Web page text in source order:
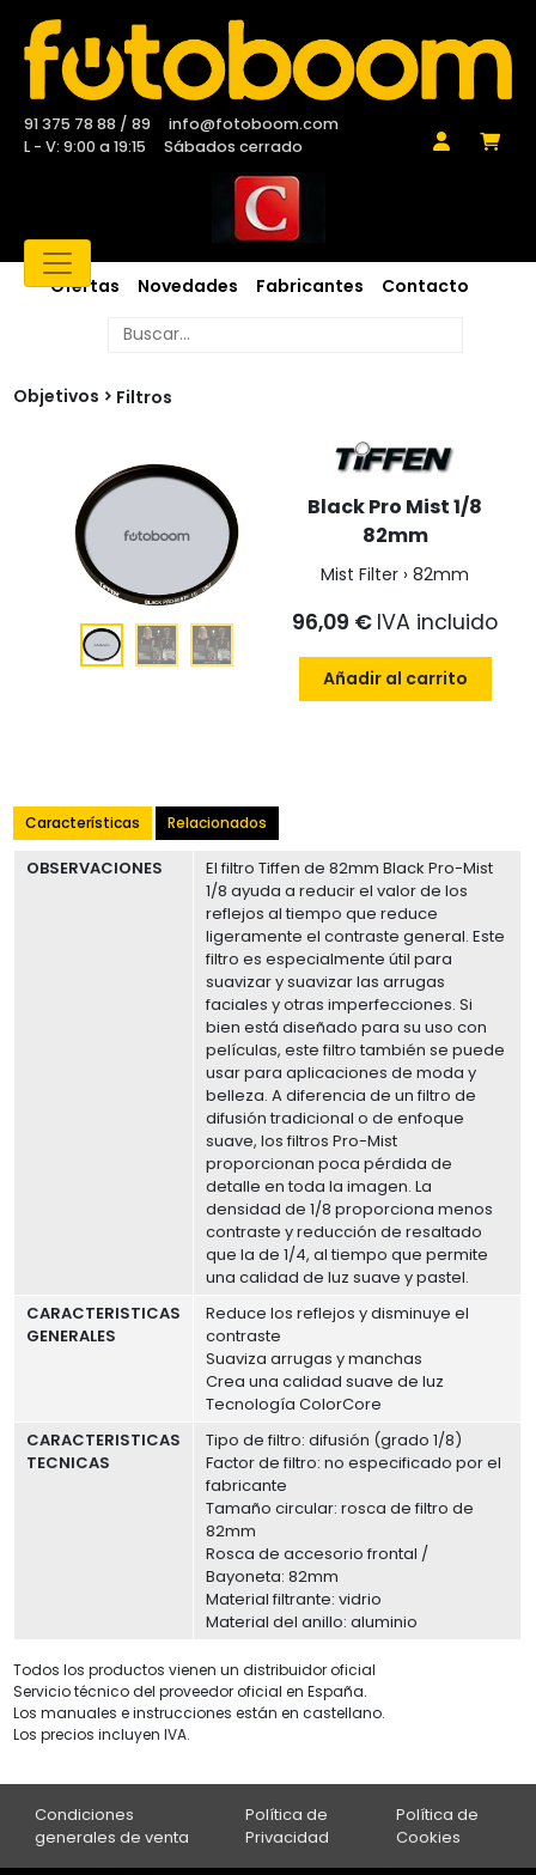
91 375 78 88 / 89
info@fotoboom.com
L - V: 9:00 a 19:15
Sábados cerrado
Ofertas Novedades Fabricantes Contacto
Objetivos Filtros
Black Pro Mist 1/8
82mm
Mist Filter › 82mm
96,09 € IVA incluido
Añadir al carrito
Características Relacionados
OBSERVACIONES
El filtro Tiffen de 82mm Black Pro-Mist
1/8 ayuda a reducir el valor de los
reflejos al tiempo que reduce
ligeramente el contraste general. Este
filtro es especialmente útil para
suavizar y suavizar las arrugas
faciales y otras imperfecciones. Si
bien está diseñado para su uso con
películas, este filtro también se puede
usar para aplicaciones de moda y
belleza. A diferencia de un filtro de
difusión tradicional o de enfoque
suave, los filtros Pro-Mist
proporcionan poca pérdida de
detalle en toda la imagen. La
densidad de 1/8 proporciona menos
contraste y reducción de resaltado
que la de 1/4, al tiempo que permite
una calidad de luz suave y pastel.
CARACTERISTICAS
GENERALES
Reduce los reflejos y disminuye el
contraste
Suaviza arrugas y manchas
Crea una calidad suave de luz
Tecnología ColorCore
CARACTERISTICAS
TECNICAS
Tipo de filtro: difusión (grado 1/8)
Factor de filtro: no especificado por el
fabricante
Tamaño circular: rosca de filtro de
82mm
Rosca de accesorio frontal /
Bayoneta: 82mm
Material filtrante: vidrio
Material del anillo: aluminio
Todos los productos vienen un distribuidor oficial
Servicio técnico del proveedor oficial en España.
Los manuales e instrucciones están en castellano.
Los precios incluyen IVA.
Condiciones
generales de venta
Política de
Privacidad
Política de
Cookies